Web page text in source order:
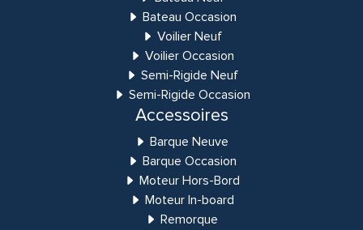
Bateau Occasion
Voilier Neuf
Voilier Occasion
Semi-Rigide Neuf
Semi-Rigide Occasion
Accessoires
Barque Neuve
Barque Occasion
Moteur Hors-Bord
Moteur In-board
Remorque